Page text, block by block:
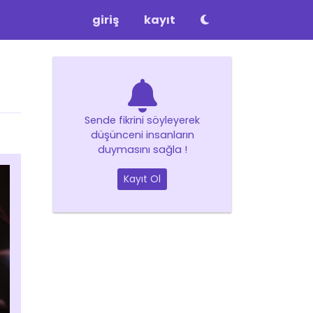
giriş kayıt
Sende fikrini söyleyerek
düşünceni insanların
duymasını sağla !
Kayıt Ol